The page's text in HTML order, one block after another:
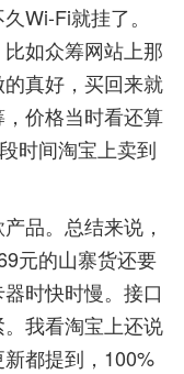
Wi-Fi就挂了。
如众筹网站上那
真好，买回来就
价格当时看还算
时间淘宝上卖到
品。总结来说，
元的山寨货还要
时快时慢。接口
我看淘宝上还说
都提到，100%